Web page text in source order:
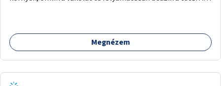
WC-t, valamint térfigyelő kamerákat helyeznék el a
biztonságos környezet megteremtéséért.
Megnézem